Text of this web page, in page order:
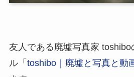
友人である廃墟写真家 toshibo
ル「 toshibo｜廃墟と写真と動